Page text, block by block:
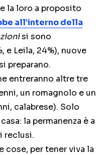
la loro a proposito
all’interno della
si sono
e Leila, 24%), nuove
preparano.
entreranno altre tre
un romagnolo e un
calabrese). Solo
la permanenza è a
reclusi.
cose, per tener viva la